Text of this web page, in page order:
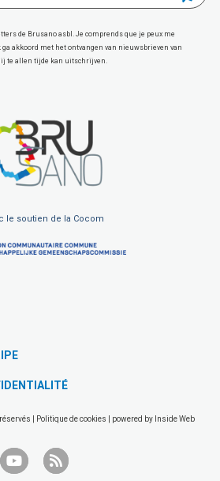
de Brusano asbl. Je comprends que je peux me
akkoord met het ontvangen van nieuwsbrieven van
te allen tijde kan uitschrijven.
le soutien de la Cocom
| Politique de cookies | powered by Inside Web